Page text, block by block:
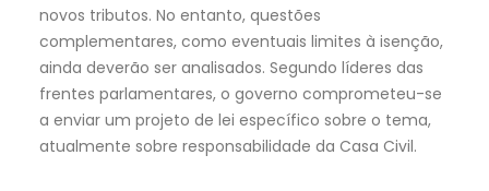
novos tributos. No entanto, questões
complementares, como eventuais limites à isenção,
ainda deverão ser analisados. Segundo líderes das
frentes parlamentares, o governo comprometeu-se
a enviar um projeto de lei específico sobre o tema,
atualmente sobre responsabilidade da Casa Civil.